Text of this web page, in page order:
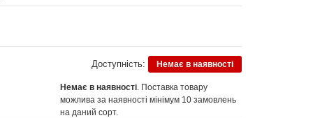
Доступність: Немає в наявності
Немає в наявності. Поставка товару
можлива за наявності мінімум 10 замовлень
на даний сорт.